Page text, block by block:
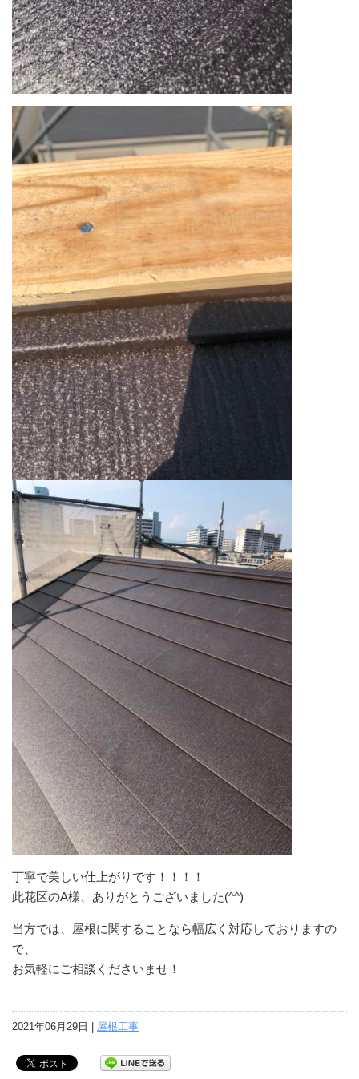
丁寧で美しい仕上がりです！！！！
此花区のA様、ありがとうございました(^^)
当方では、屋根に関することなら幅広く対応しておりますの
で、
お気軽にご相談くださいませ！
2021年06月29日 | 屋根工事